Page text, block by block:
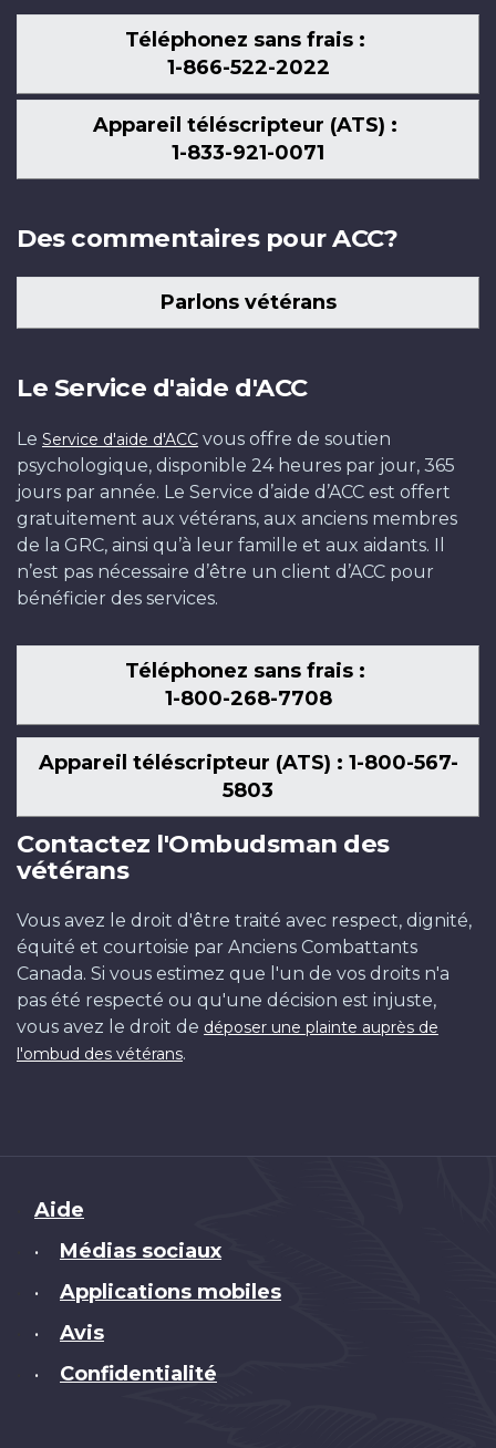
Téléphonez sans frais :
1-866-522-2022
Appareil téléscripteur (ATS) :
1-833-921-0071
Des commentaires pour ACC?
Parlons vétérans
Le Service d'aide d'ACC
Le Service d'aide d'ACC vous offre de soutien
psychologique, disponible 24 heures par jour, 365
jours par année. Le Service d’aide d’ACC est offert
gratuitement aux vétérans, aux anciens membres
de la GRC, ainsi qu’à leur famille et aux aidants. Il
n’est pas nécessaire d’être un client d’ACC pour
bénéficier des services.
Téléphonez sans frais :
1-800-268-7708
Appareil téléscripteur (ATS) : 1-800-567-
5803
Contactez l'Ombudsman des
vétérans
Vous avez le droit d'être traité avec respect, dignité,
équité et courtoisie par Anciens Combattants
Canada. Si vous estimez que l'un de vos droits n'a
pas été respecté ou qu'une décision est injuste,
vous avez le droit de déposer une plainte auprès de
l'ombud des vétérans.
Brand
Aide
• Médias sociaux
• Applications mobiles
• Avis
• Confidentialité